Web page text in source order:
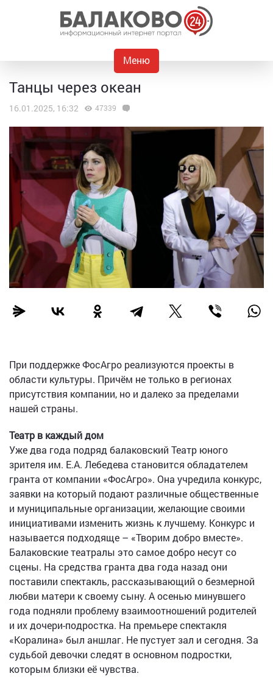
Меню
Танцы через океан
16.01.2025, 16:32 47339
При поддержке ФосАгро реализуются проекты в
области культуры. Причём не только в регионах
присутствия компании, но и далеко за пределами
нашей страны.
Театр в каждый дом
Уже два года подряд балаковский Театр юного
зрителя им. Е.А. Лебедева становится обладателем
гранта от компании «ФосАгро». Она учредила конкурс,
заявки на который подают различные общественные
и муниципальные организации, желающие своими
инициативами изменить жизнь к лучшему. Конкурс и
называется подходяще – «Творим добро вместе».
Балаковские театралы это самое добро несут со
сцены. На средства гранта два года назад они
поставили спектакль, рассказывающий о безмерной
любви матери к своему сыну. А осенью минувшего
года подняли проблему взаимоотношений родителей
и их дочери-подростка. На премьере спектакля
«Коралина» был аншлаг. Не пустует зал и сегодня. За
судьбой девочки следят в основном подростки,
которым близки её чувства.